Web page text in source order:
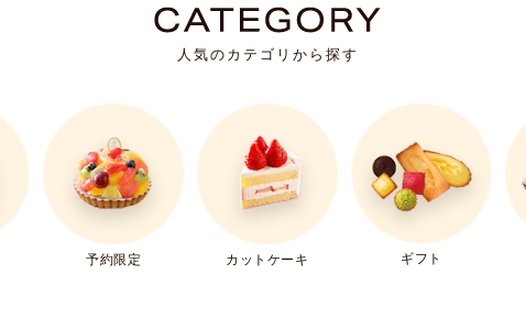
人気のカテゴリから探す
予約限定 カットケーキ ギフト